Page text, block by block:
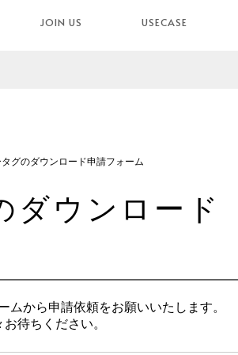
JOIN US USECASE
グのダウンロード申請フォーム
ダウンロード
から申請依頼をお願いいたします。
待ちください。